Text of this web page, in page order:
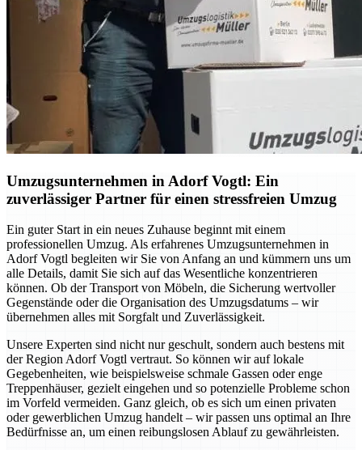
Umzugsunternehmen in Adorf Vogtl: Ein
zuverlässiger Partner für einen stressfreien Umzug
Ein guter Start in ein neues Zuhause beginnt mit einem
professionellen Umzug. Als erfahrenes Umzugsunternehmen in
Adorf Vogtl begleiten wir Sie von Anfang an und kümmern uns um
alle Details, damit Sie sich auf das Wesentliche konzentrieren
können. Ob der Transport von Möbeln, die Sicherung wertvoller
Gegenstände oder die Organisation des Umzugsdatums – wir
übernehmen alles mit Sorgfalt und Zuverlässigkeit.
Unsere Experten sind nicht nur geschult, sondern auch bestens mit
der Region Adorf Vogtl vertraut. So können wir auf lokale
Gegebenheiten, wie beispielsweise schmale Gassen oder enge
Treppenhäuser, gezielt eingehen und so potenzielle Probleme schon
im Vorfeld vermeiden. Ganz gleich, ob es sich um einen privaten
oder gewerblichen Umzug handelt – wir passen uns optimal an Ihre
Bedürfnisse an, um einen reibungslosen Ablauf zu gewährleisten.